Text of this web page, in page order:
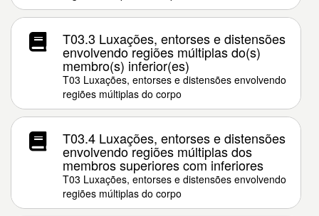
T03.3 Luxações, entorses e distensões
envolvendo regiões múltiplas do(s)
membro(s) inferior(es)
T03 Luxações, entorses e distensões envolvendo
regiões múltiplas do corpo
T03.4 Luxações, entorses e distensões
envolvendo regiões múltiplas dos
membros superiores com inferiores
T03 Luxações, entorses e distensões envolvendo
regiões múltiplas do corpo